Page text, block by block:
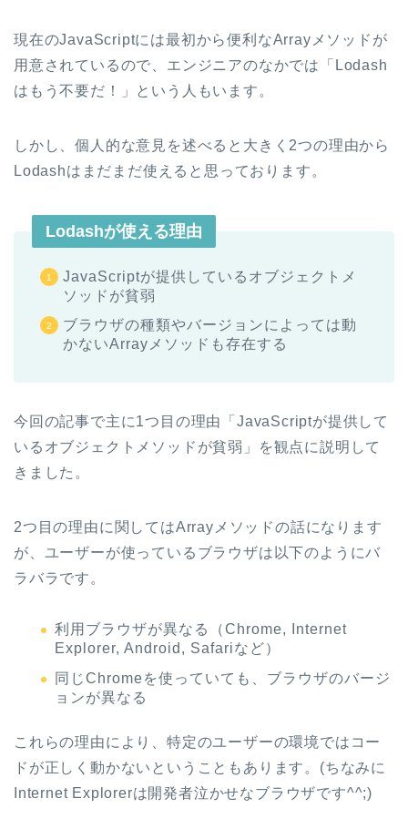
現在のJavaScriptには最初から便利なArrayメソッドが
用意されているので、エンジニアのなかでは「Lodash
はもう不要だ！」という人もいます。
しかし、個人的な意見を述べると大きく2つの理由から
Lodashはまだまだ使えると思っております。
Lodashが使える理由
JavaScriptが提供しているオブジェクトメ
ソッドが貧弱
ブラウザの種類やバージョンによっては動
かないArrayメソッドも存在する
今回の記事で主に1つ目の理由「JavaScriptが提供して
いるオブジェクトメソッドが貧弱」を観点に説明して
きました。
2つ目の理由に関してはArrayメソッドの話になります
が、ユーザーが使っているブラウザは以下のようにバ
ラバラです。
利用ブラウザが異なる（Chrome, Internet
Explorer, Android, Safariなど）
同じChromeを使っていても、ブラウザのバージ
ョンが異なる
これらの理由により、特定のユーザーの環境ではコー
ドが正しく動かないということもあります。(ちなみに
Internet Explorerは開発者泣かせなブラウザです^^;)